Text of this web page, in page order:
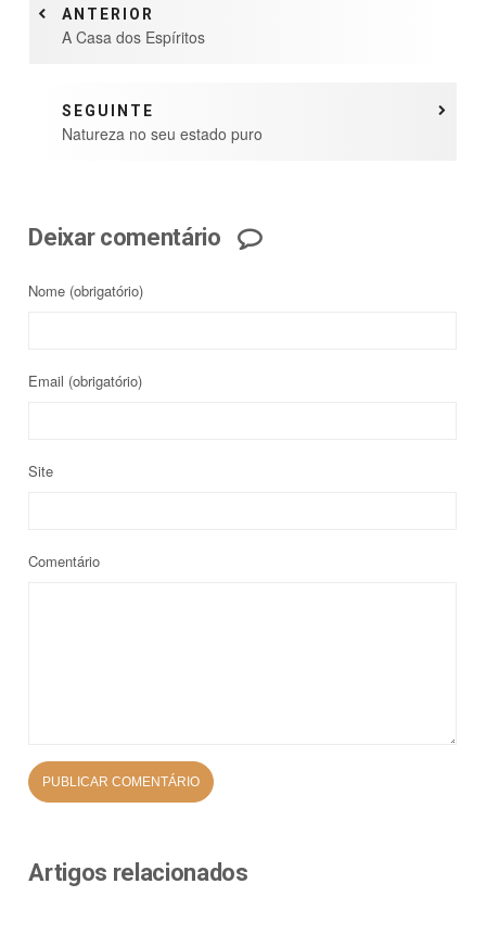
ANTERIOR
A Casa dos Espíritos
SEGUINTE
Natureza no seu estado puro
Deixar comentário
Nome (obrigatório)
Email (obrigatório)
Site
Comentário
Artigos relacionados